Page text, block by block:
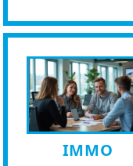
IMMO